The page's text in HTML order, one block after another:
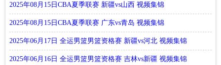
2025年08月15日CBA夏季联赛 新疆vs山西 视频集锦
2025年08月15日CBA夏季联赛 广东vs青岛 视频集锦
2025年06月17日 全运男篮男篮资格赛 新疆vs河北 视频集锦
2025年06月16日 全运男篮男篮资格赛 吉林vs新疆 视频集锦